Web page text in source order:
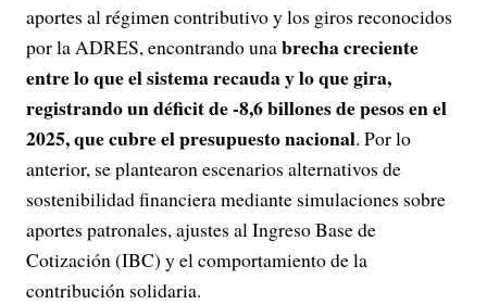
aportes al régimen contributivo y los giros reconocidos
por la ADRES, encontrando unabrecha creciente
entre lo que el sistema recauda y lo que gira,
registrando un déficit de -8,6 billones de pesos en el
2025, que cubre el presupuesto nacional. Por lo
anterior, se plantearon escenarios alternativos de
sostenibilidad financiera mediante simulaciones sobre
aportes patronales, ajustes al Ingreso Base de
Cotización (IBC) y el comportamiento de la
contribución solidaria.